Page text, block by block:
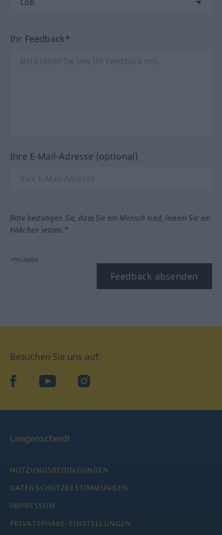
Ihr Feedback*
Ihre E-Mail-Adresse (optional)
Bitte bestätigen Sie, dass Sie ein Mensch sind, indem Sie ein
Häkchen setzen.*
*Pflichtfeld
Feedback absenden
Besuchen Sie uns auf:
facebookYouTube Instagram
Langenscheidt
NUTZUNGSBEDINGUNGEN
DATENSCHUTZBESTIMMUNGEN
IMPRESSUM
PRIVATSPHÄRE-EINSTELLUNGEN